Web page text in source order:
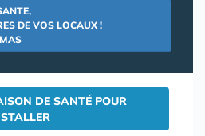
DE VOS LOCAUX !
DE SANTÉ POUR